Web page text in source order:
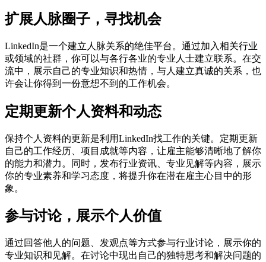
扩展人脉圈子，寻找机会
LinkedIn是一个建立人脉关系的绝佳平台。通过加入相关行业
或领域的社群，你可以与各行各业的专业人士建立联系。在交
流中，展示自己的专业知识和热情，与人建立真诚的关系，也
许会让你得到一份意想不到的工作机会。
定期更新个人资料和动态
保持个人资料的更新是利用LinkedIn找工作的关键。定期更新
自己的工作经历、项目成就等内容，让雇主能够清晰地了解你
的能力和潜力。同时，发布行业资讯、专业见解等内容，展示
你的专业素养和学习态度，将提升你在潜在雇主心目中的形
象。
参与讨论，展示个人价值
通过回答他人的问题、发观点等方式参与行业讨论，展示你的
专业知识和见解。在讨论中现出自己的独特思考和解决问题的